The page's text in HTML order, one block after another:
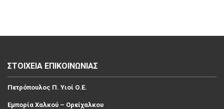
ΣΤΟΙΧΕΙΑ ΕΠΙΚΟΙΝΩΝΙΑΣ
Πετρόπουλος Π. Υιοί Ο.Ε.
Εμπορία Χαλκού – Ορείχαλκου